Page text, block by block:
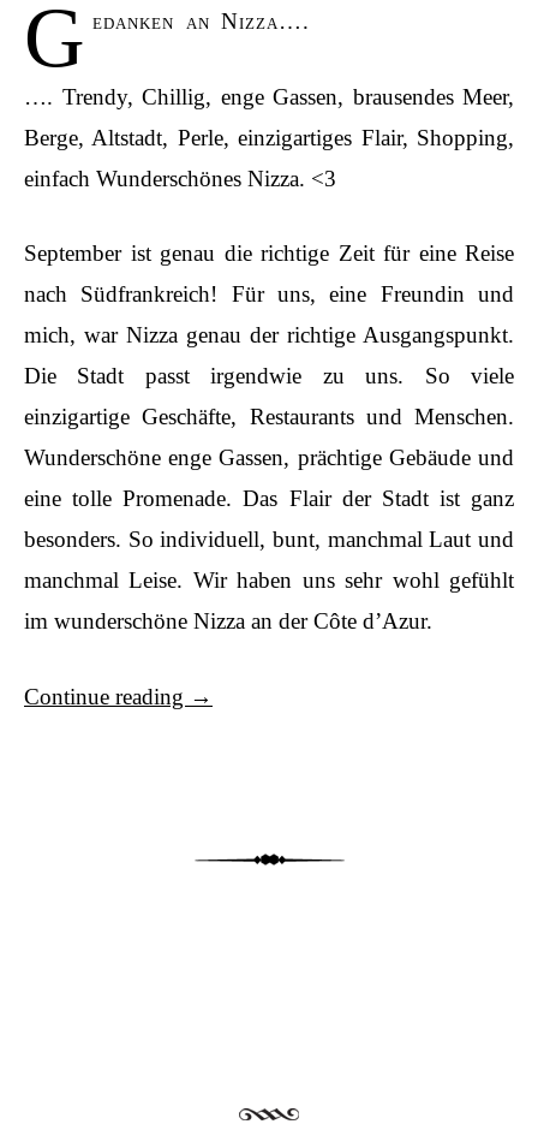
G edanken an Nizza….
…. Trendy, Chillig, enge Gassen, brausendes Meer,
Berge, Altstadt, Perle, einzigartiges Flair, Shopping,
einfach Wunderschönes Nizza. <3
September ist genau die richtige Zeit für eine Reise
nach Südfrankreich! Für uns, eine Freundin und
mich, war Nizza genau der richtige Ausgangspunkt.
Die Stadt passt irgendwie zu uns. So viele
einzigartige Geschäfte, Restaurants und Menschen.
Wunderschöne enge Gassen, prächtige Gebäude und
eine tolle Promenade. Das Flair der Stadt ist ganz
besonders. So individuell, bunt, manchmal Laut und
manchmal Leise. Wir haben uns sehr wohl gefühlt
im wunderschöne Nizza an der Côte d’Azur.
Continue reading →